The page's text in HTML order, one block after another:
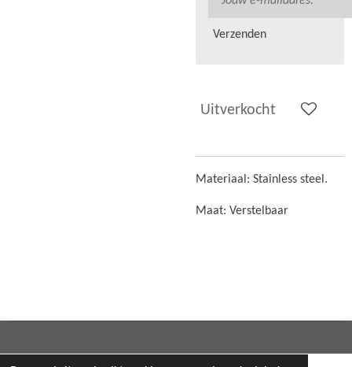
Verzenden
Uitverkocht
Materiaal: Stainless steel.
Maat: Verstelbaar